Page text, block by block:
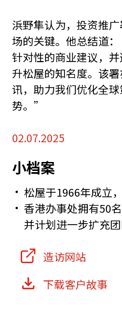
浜野隼认为，投资推
场的关键。他总结道
针对性的商业建议，
升松屋的知名度。该
讯，助力我们优化全
势。”
02.07.2025
小档案
松屋于1966年成立
香港办事处拥有50
并计划进一步扩充
造访网站
下载客户故事